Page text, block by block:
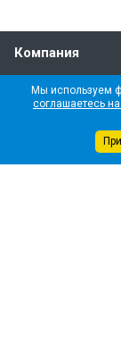
Компания
Политика
Мы используем
соглашаетесь